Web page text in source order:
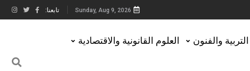
Sunday, Aug 9, 2026 تابعنا:
التربية والفنون العلوم القانونية والاقتصادية